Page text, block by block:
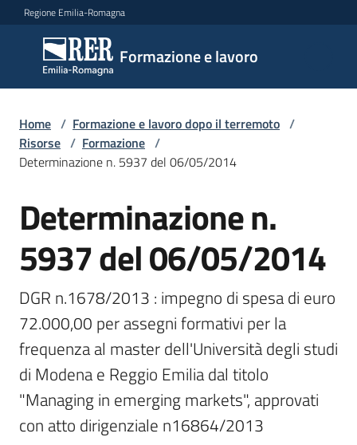
Vai al contenuto
Vai alla navigazione
Vai al footer
Regione Emilia-Romagna
Formazione e lavoro
Formazione
e lavoro
Argomenti
Novità
Servizi
Leggi
Atti
Bandi
Piani
Home / Formazione e lavoro dopo il terremoto /
Risorse / Formazione /
Determinazione n. 5937 del 06/05/2014
Determinazione n.
5937 del 06/05/2014
DGR n.1678/2013 : impegno di spesa di euro
72.000,00 per assegni formativi per la
frequenza al master dell'Università degli studi
di Modena e Reggio Emilia dal titolo
"Managing in emerging markets", approvati
con atto dirigenziale n16864/2013